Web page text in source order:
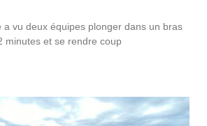
a vu deux équipes plonger dans un bras
minutes et se rendre coup